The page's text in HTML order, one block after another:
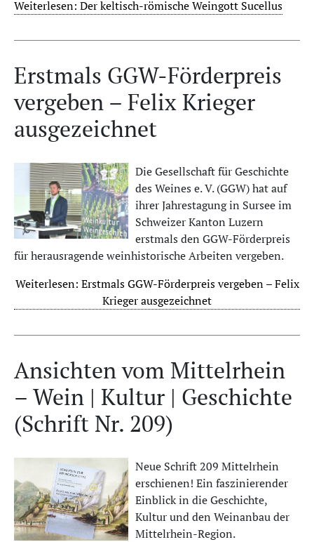
Weiterlesen: Der keltisch-römische Weingott Sucellus
Erstmals GGW-Förderpreis
vergeben – Felix Krieger
ausgezeichnet
Die Gesellschaft für Geschichte
des Weines e. V. (GGW) hat auf
ihrer Jahrestagung in Sursee im
Schweizer Kanton Luzern
erstmals den GGW-Förderpreis
für herausragende weinhistorische Arbeiten vergeben.
Weiterlesen: Erstmals GGW-Förderpreis vergeben – Felix
Krieger ausgezeichnet
Ansichten vom Mittelrhein
– Wein | Kultur | Geschichte
(Schrift Nr. 209)
Neue Schrift 209 Mittelrhein
erschienen! Ein faszinierender
Einblick in die Geschichte,
Kultur und den Weinanbau der
Mittelrhein-Region.